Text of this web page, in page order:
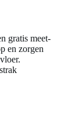
gratis meet-
en zorgen